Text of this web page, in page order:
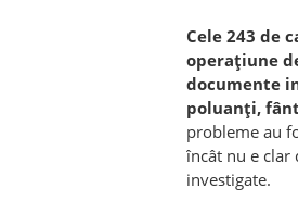
Cele 243 de
operațiune
documente
poluanți,
probleme au
încât nu e clar
investigate.